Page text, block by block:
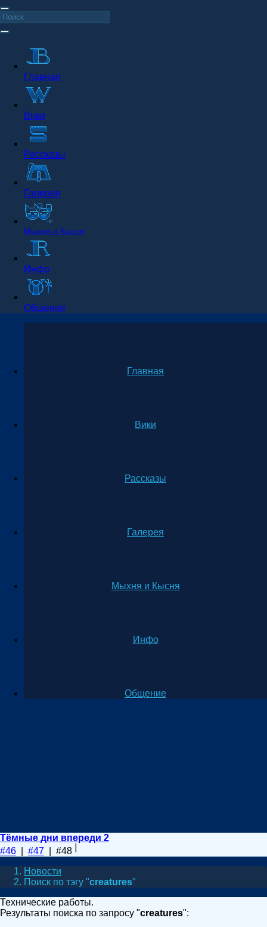
Главная
Вики
Рассказы
Галерея
Мыхня и Кысня
Инфо
Общение
Главная
Вики
Рассказы
Галерея
Мыхня и Кысня
Инфо
Общение
Тёмные дни впереди 2
#46
#47 | #48
Новости
Поиск по тэгу "creatures"
Технические работы.
Результаты поиска по запросу "creatures":